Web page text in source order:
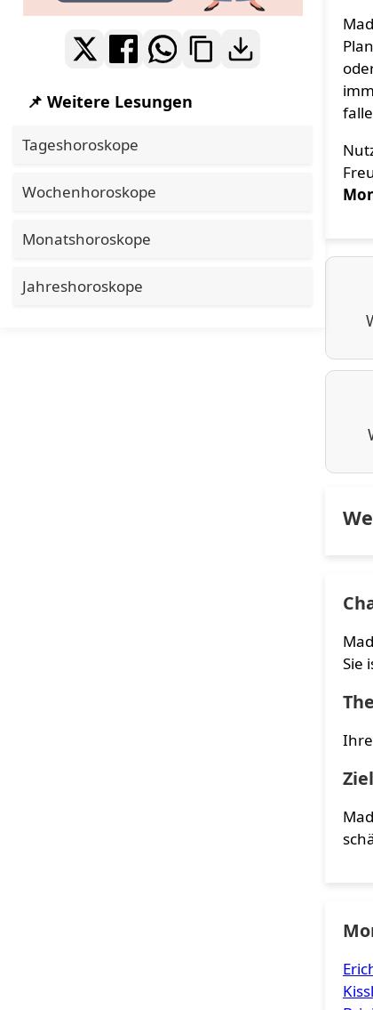
Sie
📌 Weitere Lesungen
Tageshoroskope
Wochenhoroskope
Monatshoroskope
Jahreshoroskope